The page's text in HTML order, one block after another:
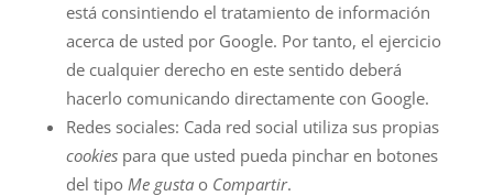
está consintiendo el tratamiento de información
acerca de usted por Google. Por tanto, el ejercicio
de cualquier derecho en este sentido deberá
hacerlo comunicando directamente con Google.
Redes sociales: Cada red social utiliza sus propias
cookiespara que usted pueda pinchar en botones
del tipo Me gustao Compartir.